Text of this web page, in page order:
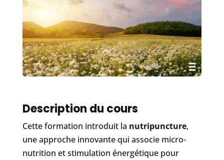
Description du cours
Cette formation introduit la nutripuncture,
une approche innovante qui associe micro-
nutrition et stimulation énergétique pour